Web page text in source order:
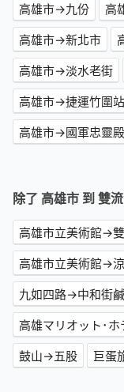
高雄市→九份
高
高雄市→新北市
高雄市→淡水老街
高雄市→捷運竹圍站
高雄市→國軍忠靈殿
除了 高雄市 到 雙
高雄市立美術館→
高雄市立美術館→
九如四路→中和街
高雄マリオット･
鼓山→五股
巨蛋